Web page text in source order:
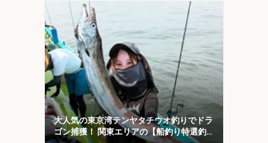
大人気の東京湾テンヤタチウオ釣りでドラ
ゴン捕獲！ 関東エリアの【船釣り特選釣